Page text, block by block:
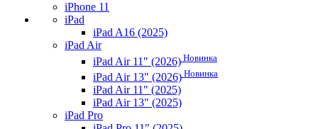
iPhone 11
iPad
iPad A16 (2025)
iPad Air
iPad Air 11" (2026) Новинка
iPad Air 13" (2026) Новинка
iPad Air 11" (2025)
iPad Air 13" (2025)
iPad Pro